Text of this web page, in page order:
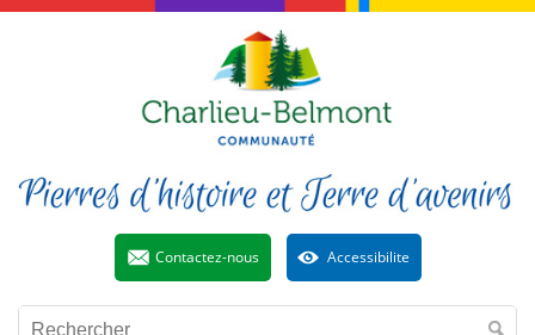
Contactez-nous Accessibilite